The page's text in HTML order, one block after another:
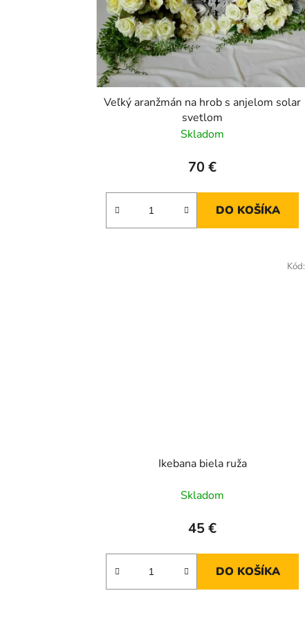
Veľký aranžmán na hrob s anjelom solar
svetlom
Skladom
70 €
DO KOŠÍKA
Ikebana biela ruža
Skladom
45 €
DO KOŠÍKA
Kód: